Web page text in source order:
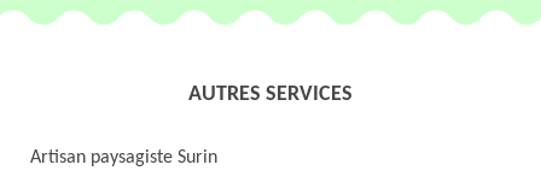
AUTRES SERVICES
Artisan paysagiste Surin